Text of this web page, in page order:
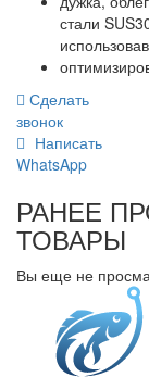
стали
Сделать
звонок
Написать
WhatsApp
РАНЕЕ
ТОВАРЫ
Вы еще не